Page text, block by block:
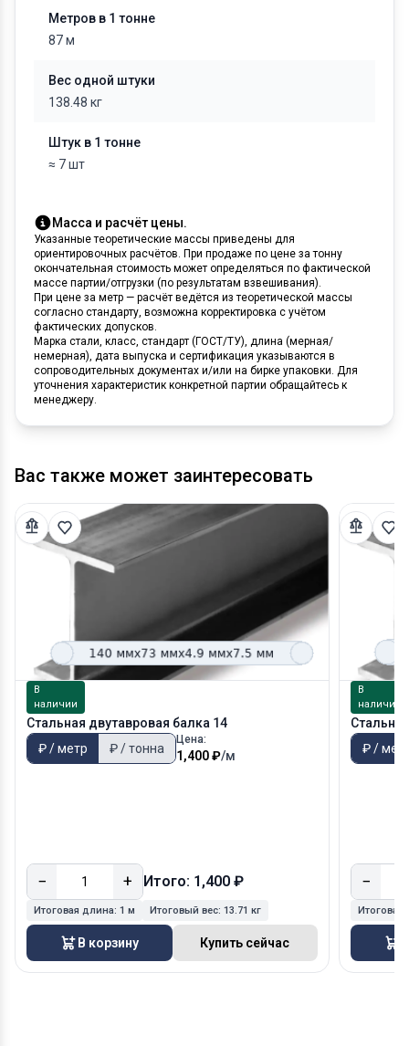
Метров в 1 тонне
87 м
Вес одной штуки
138.48 кг
Штук в 1 тонне
≈ 7 шт
Масса и расчёт цены.
Указанные теоретические массы приведены для
ориентировочных расчётов. При продаже по цене за тонну
окончательная стоимость может определяться по фактической
массе партии/отгрузки (по результатам взвешивания).
При цене за метр — расчёт ведётся из теоретической массы
согласно стандарту, возможна корректировка с учётом
фактических допусков.
Марка стали, класс, стандарт (ГОСТ/ТУ), длина (мерная/
немерная), дата выпуска и сертификация указываются в
сопроводительных документах и/или на бирке упаковки. Для
уточнения характеристик конкретной партии обращайтесь к
менеджеру.
Вас также может заинтересовать
В
наличии
Стальная двутавровая балка 14
₽ / метр
₽ / тонна
Цена:
1,400 ₽/м
− + Итого: 1,400 ₽
Итоговая длина: 1 м Итоговый вес: 13.71 кг
В корзину Купить сейчас
В
наличии
₽ /
−